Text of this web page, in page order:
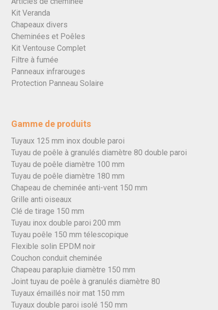
Kit Veranda
Chapeaux divers
Cheminées et Poêles
Kit Ventouse Complet
Filtre à fumée
Panneaux infrarouges
Protection Panneau Solaire
Gamme de produits
Tuyaux 125 mm inox double paroi
Tuyau de poêle à granulés diamètre 80 double paroi
Tuyau de poêle diamètre 100 mm
Tuyau de poêle diamètre 180 mm
Chapeau de cheminée anti-vent 150 mm
Grille anti oiseaux
Clé de tirage 150 mm
Tuyau inox double paroi 200 mm
Tuyau poêle 150 mm télescopique
Flexible solin EPDM noir
Couchon conduit cheminée
Chapeau parapluie diamètre 150 mm
Joint tuyau de poêle à granulés diamètre 80
Tuyaux émaillés noir mat 150 mm
Tuyaux double paroi isolé 150 mm